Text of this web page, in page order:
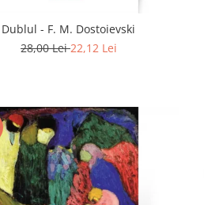
Dublul - F. M. Dostoievski
28,00 Lei22,12 Lei